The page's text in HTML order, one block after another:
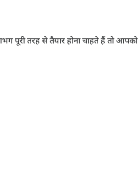
पूरी तरह से तैयार होना चाहते हैं तो आपको